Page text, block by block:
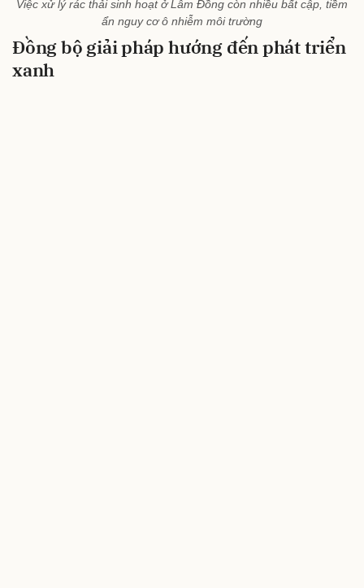
Việc xử lý rác thải sinh hoạt ở Lâm Đồng còn nhiều bất cập, tiềm
ẩn nguy cơ ô nhiễm môi trường
Đồng bộ giải pháp hướng đến phát triển
xanh